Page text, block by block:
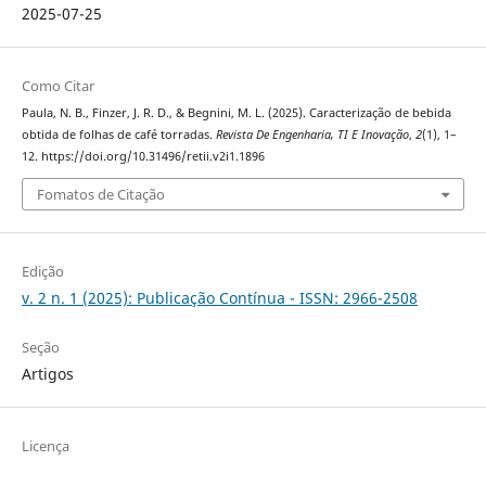
2025-07-25
Como Citar
Paula, N. B., Finzer, J. R. D., & Begnini, M. L. (2025). Caracterização de bebida
obtida de folhas de café torradas. Revista De Engenharia, TI E Inovação, 2(1), 1–
12. https://doi.org/10.31496/retii.v2i1.1896
Fomatos de Citação
Edição
v. 2 n. 1 (2025): Publicação Contínua - ISSN: 2966-2508
Seção
Artigos
Licença